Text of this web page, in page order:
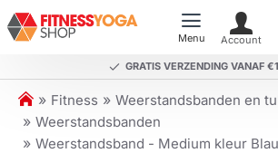
GRATIS VERZENDING VANAF
h
o
m
Fitness
Weerstandsbanden en
Weerstandsbanden
Weerstandsband - Medium kleur